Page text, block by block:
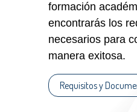
formación
encontrarás los
necesarios para
manera exitosa.
Requisitos y